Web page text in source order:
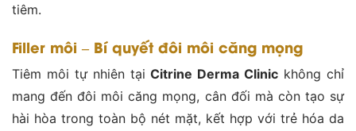
tiêm.
Filler môi – Bí quyết đôi môi căng mọng
Tiêm môi tự nhiên tạiCitrine Derma Clinic không chỉ
mang đến đôi môi căng mọng, cân đối mà còn tạo sự
hài hòa trong toàn bộ nét mặt, kết hợp với trẻ hóa da